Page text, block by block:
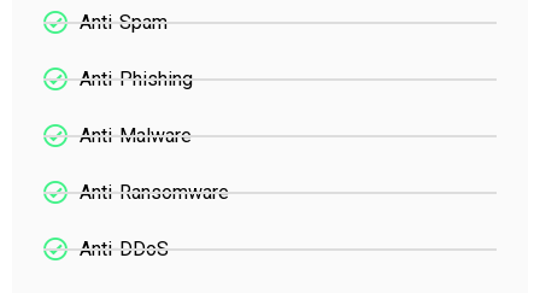
Anti-Spam
Anti-Phishing
Anti-Malware
Anti-Ransomware
Anti-DDoS